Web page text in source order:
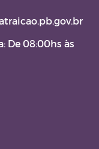
De 08:00hs às